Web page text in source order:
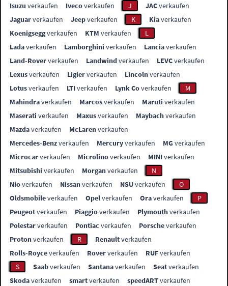
Isuzu verkaufen Ivecoverkaufen J JACverkaufen
Jaguarverkaufen Jeepverkaufen K Kiaverkaufen
Koenigseggverkaufen KTM verkaufen
L
Ladaverkaufen Lamborghini verkaufen Lanciaverkaufen
Land-Roververkaufen Landwindverkaufen LEVCverkaufen
Lexusverkaufen Ligierverkaufen Lincolnverkaufen
Lotusverkaufen LTIverkaufen Lynk Coverkaufen
M
Mahindraverkaufen Marcosverkaufen Maruti verkaufen
Maserati verkaufen Maxusverkaufen Maybachverkaufen
Mazdaverkaufen McLarenverkaufen
Mercedes-Benzverkaufen Mercuryverkaufen MGverkaufen
Microcarverkaufen Microlinoverkaufen MINIverkaufen
Mitsubishi verkaufen Morganverkaufen
N
Nioverkaufen Nissanverkaufen NSUverkaufen
O
Oldsmobileverkaufen Opelverkaufen Oraverkaufen
P
Peugeotverkaufen Piaggioverkaufen Plymouthverkaufen
Polestarverkaufen Pontiac verkaufen Porscheverkaufen
Protonverkaufen R Renaultverkaufen
Rolls-Royceverkaufen Roververkaufen RUFverkaufen
S
Saabverkaufen Santanaverkaufen Seatverkaufen
Skodaverkaufen smartverkaufen speedARTverkaufen